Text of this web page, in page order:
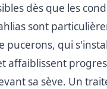
dès que les
sont
pucerons, qui
affaiblissent
sa sève. Un